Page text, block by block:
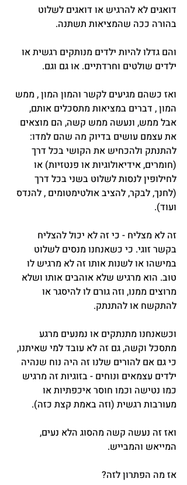
דואגים לא להרגיש או דואגים לשלוט
בהורה ככה שהמציאות תשתנה.
והם גדלו להיות ילדים מנותקים רגשית או
ילדים שולטים וחרדתיים. או גם וגם.
ואז כשהם מגיעים לקשר והמון המון , ממש
המון , דברים במציאות מתסכלים אותם,
אבל ממש, ונעשה ממש קשה, הם מוצאים
את עצמם עושים בדיוק מה שהם למדו:
להתנתק ולהכחיש את הקושי בכל דרך
(חומרים, אידיאולוגיות או פנטזיות) או
לחילופין לנסות לשלוט בשני בכל דרך
(לחנך, לבקר, להציב אולטימטומים , להנדס
ועוד).
זה לא מצליח - כי זה לא יכול להצליח
בקשר זוגי. כי כשאנחנו מנסים לשלוט
במישהו או לשנות אותו זה לא מרגיש לו
טוב. הוא מרגיש שלא אוהבים אותו ושלא
מרוצים ממנו, וזה גורם לו להיסגר או
להתקשח או להתנתק.
וכשאנחנו מתנתקים או נמנעים מרגע
מתסכל וקשה, גם זה לא עובד למי שאיתנו,
כי גם אם להורים שלנו זה היה נוח שנהיה
ילדים עצמאים ונוחים - בזוגיות זה מרגיש
כמו נטישה וכמו חוסר איכפתיות או
מעורבות רגשית (וזה באמת קצת כזה).
ואז זה נעשה קשה מהסוג הלא נעים,
המייאש והמבייש.
אז מה הפתרון לזה?